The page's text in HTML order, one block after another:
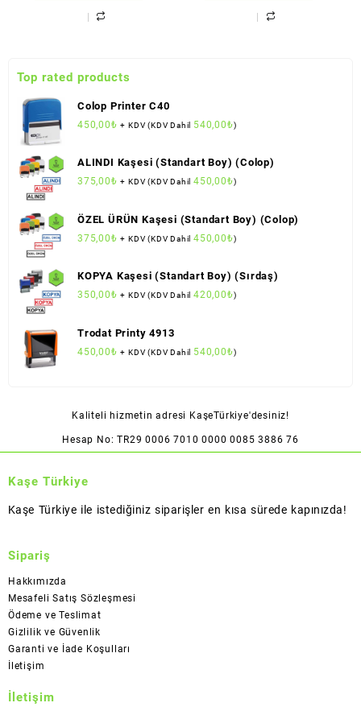
Top rated products
Colop Printer C40
450,00₺ + KDV (KDV Dahil 540,00₺)
ALINDI Kaşesi (Standart Boy) (Colop)
375,00₺ + KDV (KDV Dahil450,00₺)
ÖZEL ÜRÜN Kaşesi (Standart Boy) (Colop)
375,00₺ + KDV (KDV Dahil450,00₺)
KOPYA Kaşesi (Standart Boy) (Sırdaş)
350,00₺ + KDV (KDV Dahil420,00₺)
Trodat Printy 4913
450,00₺ + KDV (KDV Dahil 540,00₺)
Kaliteli hizmetin adresi KaşeTürkiye'desiniz!
Hesap No: TR29 0006 7010 0000 0085 3886 76
Kaşe Türkiye
Kaşe Türkiye ile istediğiniz siparişler en kısa sürede kapınızda!
Sipariş
Hakkımızda
Mesafeli Satış Sözleşmesi
Ödeme ve Teslimat
Gizlilik ve Güvenlik
Garanti ve İade Koşulları
İletişim
İletişim